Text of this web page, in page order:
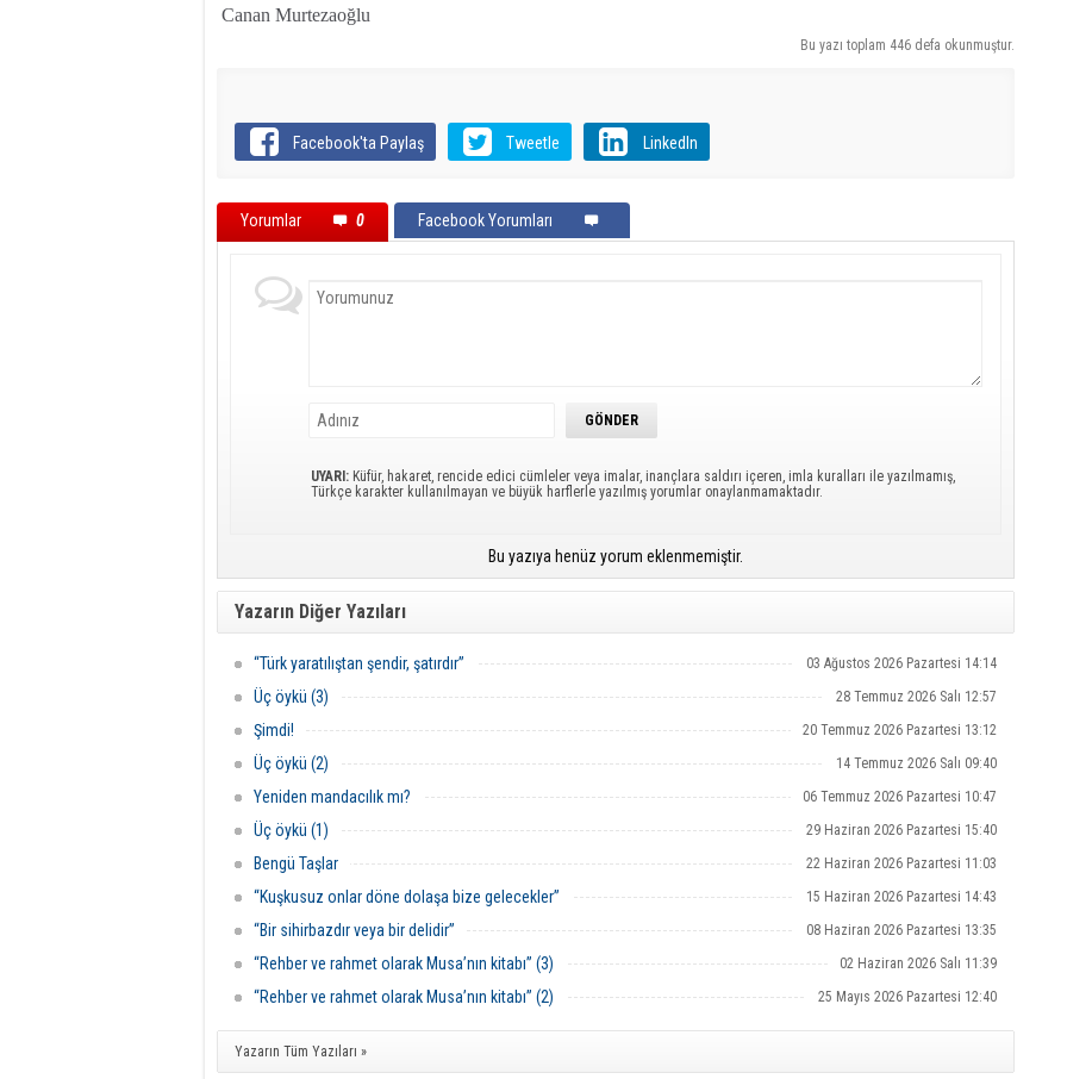
Canan Murtezaoğlu
Bu yazı toplam 446 defa okunmuştur.
Facebook'ta Paylaş Tweetle LinkedIn
Yorumlar 0 Facebook Yorumları
UYARI: Küfür, hakaret, rencide edici cümleler veya imalar, inançlara saldırı içeren, imla kuralları ile yazılmamış,
Türkçe karakter kullanılmayan ve büyük harflerle yazılmış yorumlar onaylanmamaktadır.
Bu yazıya henüz yorum eklenmemiştir.
Yazarın Diğer Yazıları
“Türk yaratılıştan şendir, şatırdır” 03 Ağustos 2026 Pazartesi 14:14
Üç öykü (3) 28 Temmuz 2026 Salı 12:57
Şimdi! 20 Temmuz 2026 Pazartesi 13:12
Üç öykü (2) 14 Temmuz 2026 Salı 09:40
Yeniden mandacılık mı? 06 Temmuz 2026 Pazartesi 10:47
Üç öykü (1) 29 Haziran 2026 Pazartesi 15:40
Bengü Taşlar 22 Haziran 2026 Pazartesi 11:03
“Kuşkusuz onlar döne dolaşa bize gelecekler” 15 Haziran 2026 Pazartesi 14:43
“Bir sihirbazdır veya bir delidir” 08 Haziran 2026 Pazartesi 13:35
“Rehber ve rahmet olarak Musa’nın kitabı” (3) 02 Haziran 2026 Salı 11:39
“Rehber ve rahmet olarak Musa’nın kitabı” (2) 25 Mayıs 2026 Pazartesi 12:40
Yazarın Tüm Yazıları »